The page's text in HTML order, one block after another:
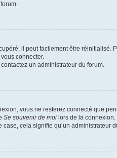
il peut facilement être
connecter.
un administrateur du forum.
vous ne resterez connecté que
Se souvenir de moi lors de la
cela signifie qu’un administrateur